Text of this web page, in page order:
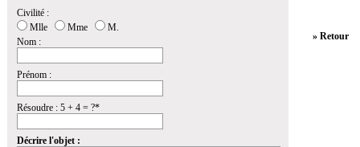
Civilité :
Mlle
Mme
M.
Nom :
Prénom :
Résoudre : 5 + 4 = ?*
Décrire l'objet :
» Retour